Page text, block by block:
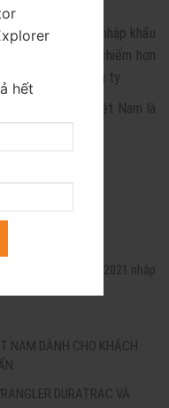
các dòng xe nhập khẩu
(2.078 chiếc) chiếm hơn
của toàn công ty.
ô tô với Ford Việt Nam là
gặp khó khăn.
16!
xe Ranger Xls At 2021 nhập
NAM DÀNH CHO KHÁCH
DURATRAC VÀ
hết